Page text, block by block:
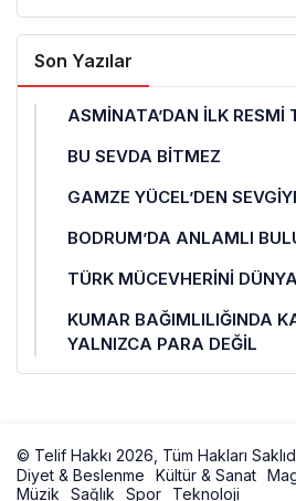
Son Yazılar
ASMİNATA’DAN İLK RESMİ
BU SEVDA BİTMEZ
GAMZE YÜCEL’DEN
BODRUM’DA ANLAMLI
TÜRK MÜCEVHERİNİ
KUMAR BAĞIMLILIĞINDA
YALNIZCA PARA DEĞİL
© Telif Hakkı 2026, Tüm Hakları
Diyet & Beslenme
Kültür & Sanat
Müzik
Sağlık Spor Teknoloji